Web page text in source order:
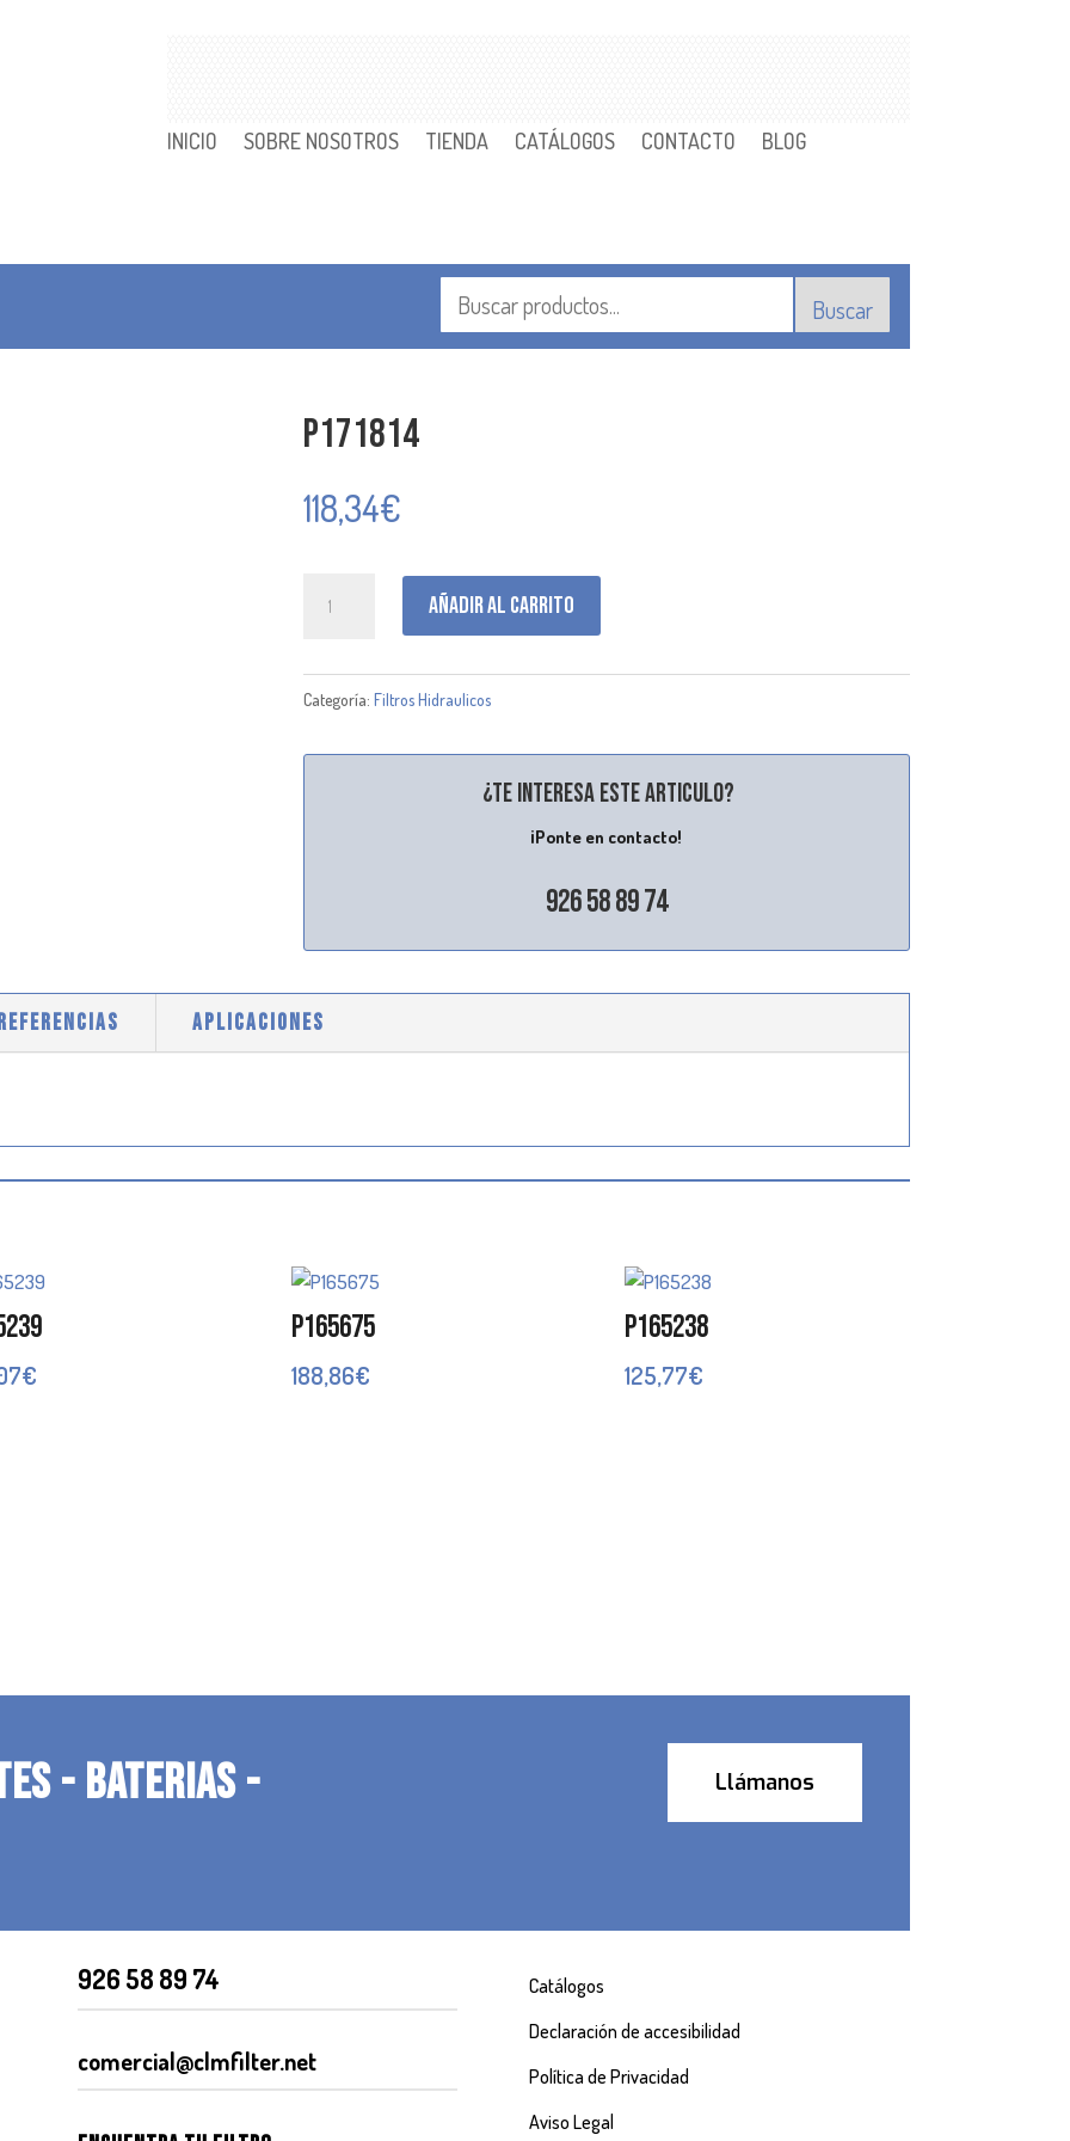
INICIO SOBRE NOSOTROS TIENDA CATÁLOGOS CONTACTO BLOG
Buscar
P171814
118,34€
Añadir al carrito
Categoría: Filtros Hidraulicos
¿Te interesa este articulo?
¡Ponte en contacto!
926 58 89 74
APLICACIONES
€
P165675
188,86€
P165238
125,77€
- BATERIAS -
Llámanos
926 58 89 74
comercial@clmfilter.net
Catálogos
Declaración de accesibilidad
Política de Privacidad
Aviso Legal